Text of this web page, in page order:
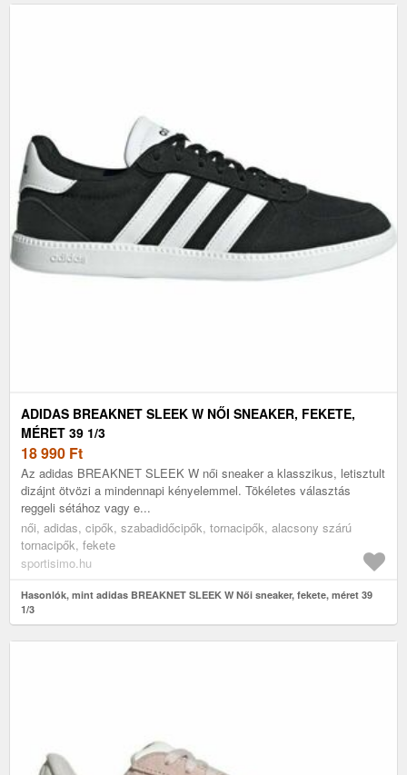
ADIDAS BREAKNET SLEEK W NŐI SNEAKER, FEKETE,
MÉRET 39 1/3
18 990 Ft
Az adidas BREAKNET SLEEK W női sneaker a klasszikus, letisztult
dizájnt ötvözi a mindennapi kényelemmel. Tökéletes választás
reggeli sétához vagy e...
női, adidas, cipők, szabadidőcipők, tornacipők, alacsony szárú
tornacipők, fekete
sportisimo.hu
Hasonlók, mint adidas BREAKNET SLEEK W Női sneaker, fekete, méret 39
1/3